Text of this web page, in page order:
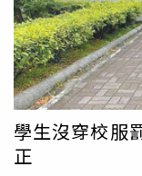
鐘，抵達雲林後如
13日開打，選手們
等，教練要求代表
當地可做的訓練有
林、放棄珍貴訓練
如今頭前跆訓和中
宜珊父親江亘松說
賽，希望能「照規
為家鄉抱回獎牌。
強，亞運國手、全
運金牌邱泓勝則參
的陳彥升則站上87
館名義報名，在劉
往經驗，帶隊教練
打完當下便知道帶
由自己最熟悉且信
學生沒穿校服
正